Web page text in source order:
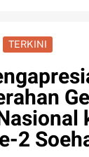
TERKINI
2